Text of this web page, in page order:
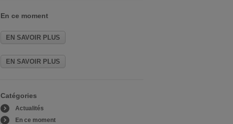
En ce moment
EN SAVOIR PLUS
EN SAVOIR PLUS
Catégories
Actualités
En ce moment